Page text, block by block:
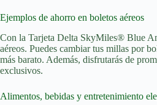
Ejemplos de ahorro en boletos aéreos
Con la Tarjeta Delta SkyMiles® Blue
aéreos. Puedes cambiar tus millas por
más barato. Además, disfrutarás de
exclusivos.
Alimentos, bebidas y entretenimiento